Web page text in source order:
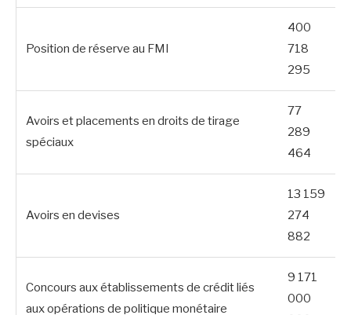
Position de réserve au FMI
400
718
295
Avoirs et placements en droits de tirage
spéciaux
77
289
464
Avoirs en devises
13 159
274
882
Concours aux établissements de crédit liés
aux opérations de politique monétaire
9 171
000